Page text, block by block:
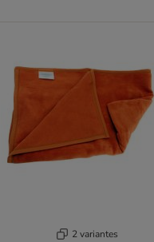
2 variantes